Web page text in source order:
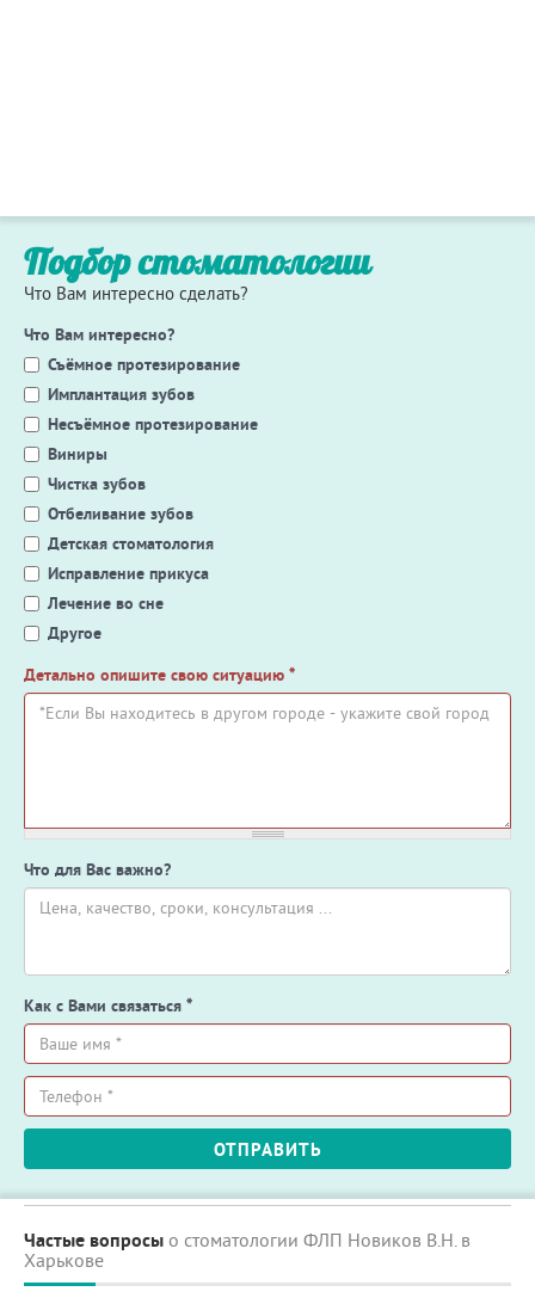
Подбор стоматологии
Что Вам интересно сделать?
Что Вам интересно?
Съёмное протезирование
Имплантация зубов
Несъёмное протезирование
Виниры
Чистка зубов
Отбеливание зубов
Детская стоматология
Исправление прикуса
Лечение во сне
Другое
Детально опишите свою ситуацию *
Что для Вас важно?
Как с Вами связаться *
Ваше
имя
*
Телефон
ОТПРАВИТЬ
Частые вопросы о стоматологии ФЛП Новиков В.Н. в
Харькове